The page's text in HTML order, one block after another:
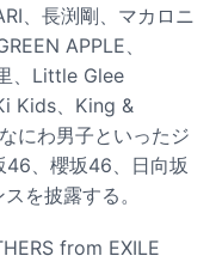
、長渕剛、マカロニ
APPLE、
、Little Glee
Kids、King &
にわ男子といったジ
46、櫻坂46、日向坂
を披露する。
from EXILE